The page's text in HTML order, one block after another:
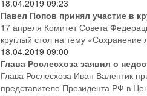
18.04.2019 09:23
Павел Попов принял участие в
17 апреля Комитет Совета
круглый стол на тему «Сохранение
18.04.2019 09:00
Глава Рослесхоза заявил о
Глава Рослесхоза Иван Валентик
представителе Президента РФ в